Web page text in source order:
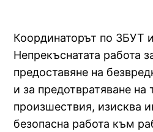
Координаторът по ЗБУТ
Непрекъснатата работа
предоставяне на
и за предотвратяване на
произшествия, изисква
безопасна работа към